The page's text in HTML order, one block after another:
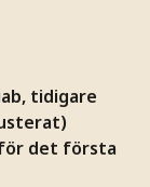
tidigare
det första